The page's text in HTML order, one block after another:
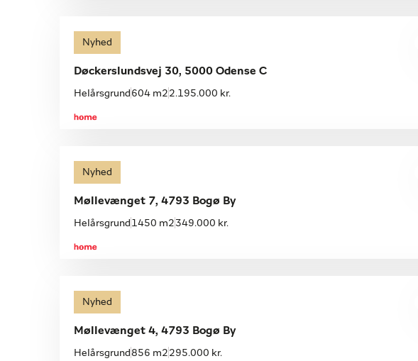
Nyhed
Døckerslundsvej 30, 5000 Odense C
Helårsgrund 604 m2 2.195.000 kr.
Nyhed
Møllevænget 7, 4793 Bogø By
Helårsgrund 1450 m2 349.000 kr.
Nyhed
Møllevænget 4, 4793 Bogø By
Helårsgrund 856 m2 295.000 kr.